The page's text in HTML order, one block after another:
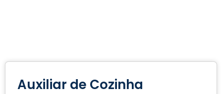
Auxiliar de Cozinha